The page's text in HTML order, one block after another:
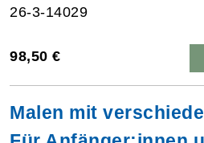
26-3-14029
98,50 €
Malen mit